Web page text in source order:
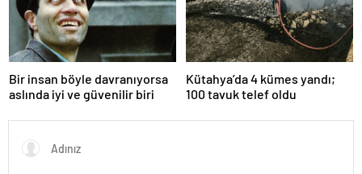
Bir insan böyle davranıyorsa
aslında iyi ve güvenilir biri
Kütahya’da 4 kümes yandı;
100 tavuk telef oldu